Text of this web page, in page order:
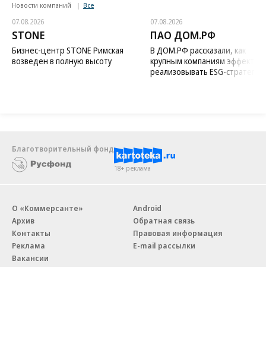
Новости компаний Все
07.08.2026
STONE
Бизнес-центр STONE Римская
возведен в полную высоту
07.08.2026
ПАО ДОМ.РФ
В ДОМ.РФ рассказали, как
крупным компаниям
реализовывать ESG-стратегию
Благотворительный фонд
18+ реклама
О «Коммерсанте»
Архив
Контакты
Реклама
Вакансии
Android
Обратная связь
Правовая информация
E-mail рассылки